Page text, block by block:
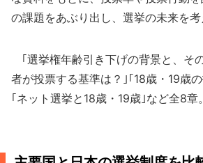
の課題をあぶり出し、選挙の未来を考
｢選挙権年齢引き下げの背景と、そ
者が投票する基準は？｣｢18歳・19歳
｢ネット選挙と18歳・19歳｣など全8章。